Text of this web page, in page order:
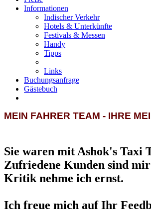
Informationen
Indischer Verkehr
Hotels & Unterkünfte
Festivals & Messen
Handy
Tipps
Links
Buchungsanfrage
Gästebuch
MEIN FAHRER TEAM - IHRE
Sie waren mit Ashok's Taxi
Zufriedene Kunden sind
Kritik nehme ich ernst.
Ich freue mich auf Ihr